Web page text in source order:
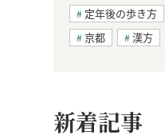
定年後の歩き方
京都
漢方
新着記事